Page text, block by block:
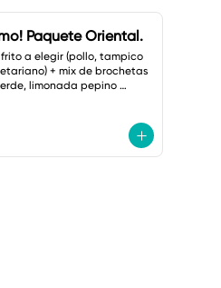
Paquete Oriental.
frito a elegir (pollo, tampico
+ mix de brochetas
limonada pepino